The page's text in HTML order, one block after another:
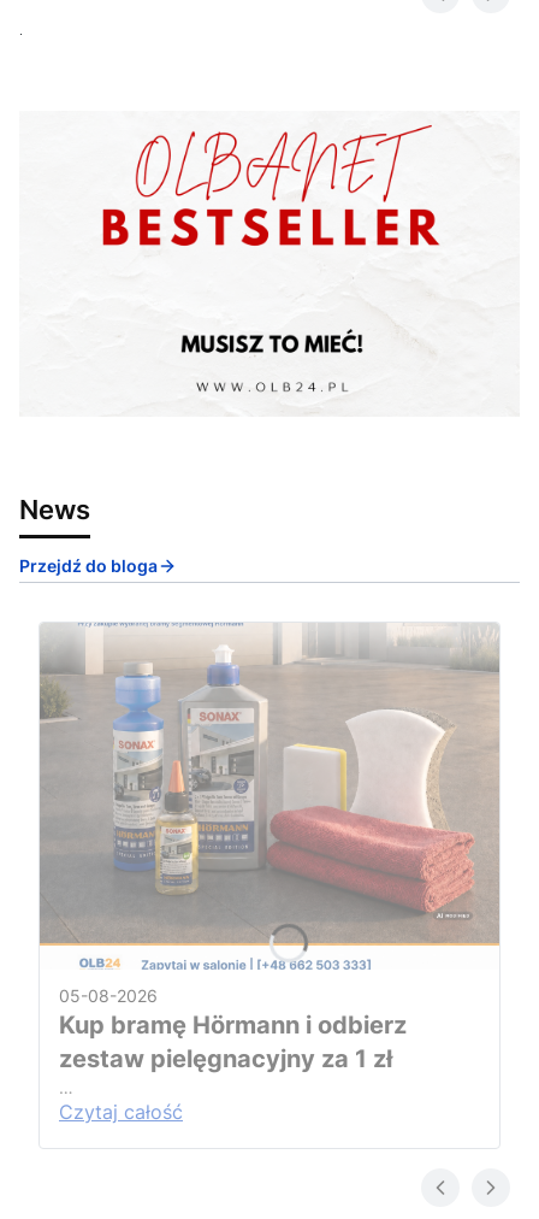
News
Przejdź do bloga
05-08-2026
Kup bramę Hörmann i odbierz
zestaw pielęgnacyjny za 1 zł
…
Czytaj całość